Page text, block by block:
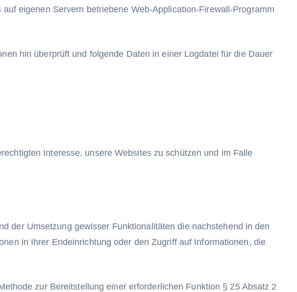
eigenen Servern betriebene Web-Application-Firewall-Programm
hin überprüft und folgende Daten in einer Logdatei für die Dauer
Interesse, unsere Websites zu schützen und im Falle
der Umsetzung gewisser Funktionalitäten die nachstehend in den
in Ihrer Endeinrichtung oder den Zugriff auf Informationen, die
zur Bereitstellung einer erforderlichen Funktion § 25 Absatz 2